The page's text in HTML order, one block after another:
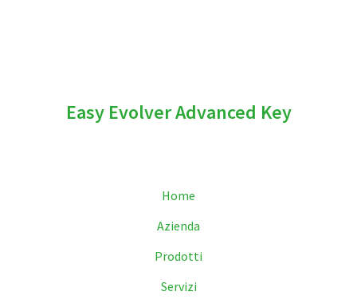
Easy Evolver Advanced Key
Home
Azienda
Prodotti
Servizi